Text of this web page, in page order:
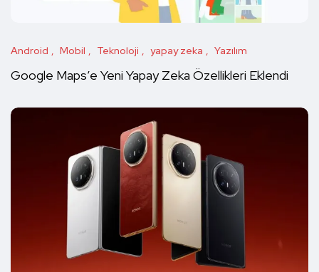
Android Mobil Teknoloji yapay zeka Yazılım
Google Maps’e Yeni Yapay Zeka Özellikleri Eklendi